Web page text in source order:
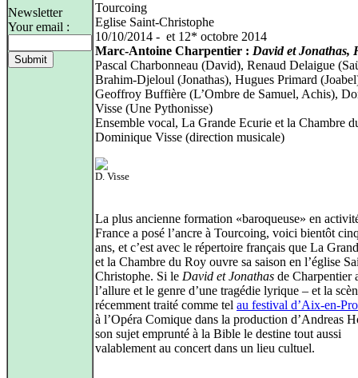
Newsletter
Your email :
Tourcoing
Eglise Saint-Christophe
10/10/2014 - et 12* octobre 2014
Marc-Antoine Charpentier : David et Jonathas,
Pascal Charbonneau (David), Renaud Delaigue
Brahim-Djeloul (Jonathas), Hugues Primard
Geoffroy Buffière (L’Ombre de Samuel, Achis),
Visse (Une Pythonisse)
Ensemble vocal, La Grande Ecurie et la Chambre
Dominique Visse (direction musicale)
D. Visse
La plus ancienne formation «baroqueuse» en
France a posé l’ancre à Tourcoing, voici bientôt
ans, et c’est avec le répertoire français que La
et la Chambre du Roy ouvre sa saison en l’église
Christophe. Si le David et Jonathas de Charpentier
l’allure et le genre d’une tragédie lyrique – et la
récemment traité comme tel au festival d’Aix-en-
à l’Opéra Comique dans la production d’Andreas
son sujet emprunté à la Bible le destine tout aussi
valablement au concert dans un lieu cultuel.